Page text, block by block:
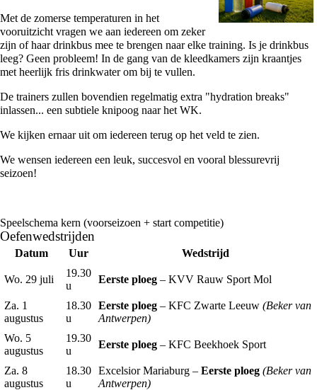
Met de zomerse temperaturen in het
vooruitzicht vragen we aan iedereen om zeker
zijn of haar drinkbus mee te brengen naar elke training. Is je drinkbus
leeg? Geen probleem! In de gang van de kleedkamers zijn kraantjes
met heerlijk fris drinkwater om bij te vullen.
De trainers zullen bovendien regelmatig extra "hydration breaks"
inlassen... een subtiele knipoog naar het WK.
We kijken ernaar uit om iedereen terug op het veld te zien.
We wensen iedereen een leuk, succesvol en vooral blessurevrij
seizoen!
Speelschema kern (voorseizoen + start competitie)
Oefenwedstrijden
Datum Uur Wedstrijd
Wo. 29 juli
19.30
u
Eerste ploeg – KVV Rauw Sport Mol
Za. 1
augustus
18.30
u
Eerste ploeg – KFC Zwarte Leeuw (Beker van
Antwerpen)
Wo. 5
augustus
19.30
u
Eerste ploeg – KFC Beekhoek Sport
Za. 8
augustus
18.30
u
Excelsior Mariaburg – Eerste ploeg (Beker van
Antwerpen)